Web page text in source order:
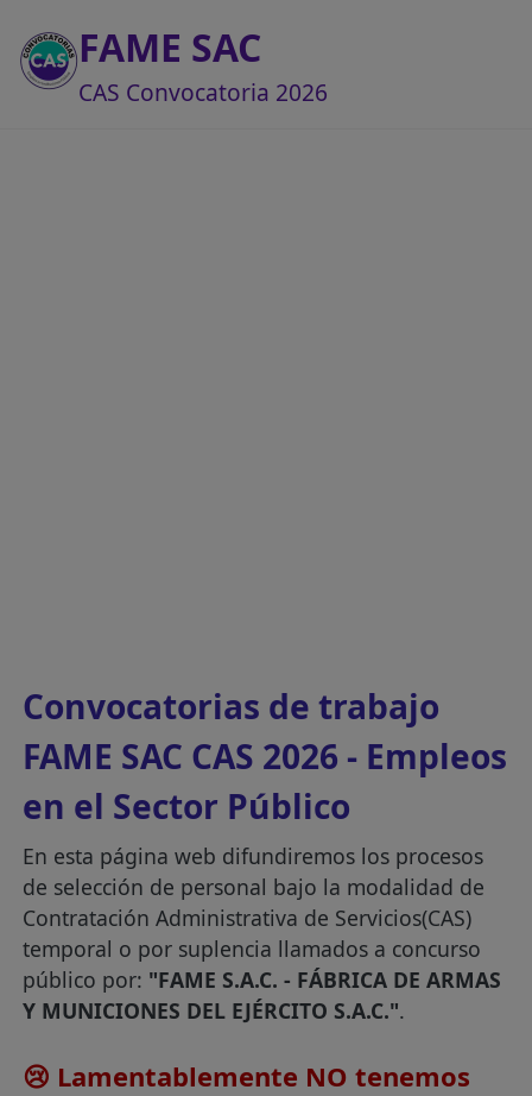
FAME SAC
CAS Convocatoria 2026
Convocatorias de trabajo
FAME SAC CAS 2026 - Empleos
en el Sector Público
En esta página web difundiremos los procesos
de selección de personal bajo la modalidad de
Contratación Administrativa de Servicios(CAS)
temporal o por suplencia llamados a concurso
público por: "FAME S.A.C. - FÁBRICA DE ARMAS
Y MUNICIONES DEL EJÉRCITO S.A.C.".
😢 Lamentablemente NO tenemos